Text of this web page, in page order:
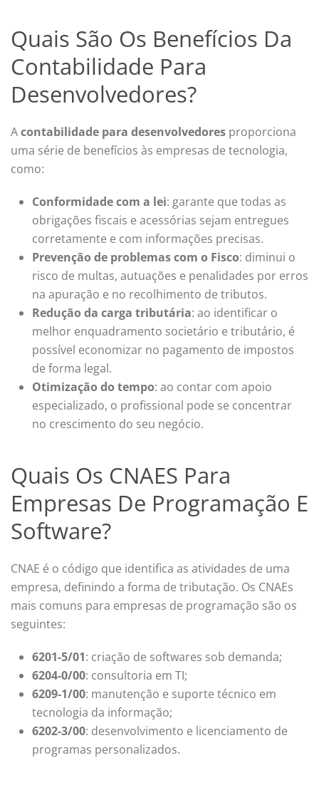
Quais São Os Benefícios Da
Contabilidade Para
Desenvolvedores?
Acontabilidade para desenvolvedores proporciona
uma série de benefícios às empresas de tecnologia,
como:
Conformidade com a lei: garante que todas as
obrigações fiscais e acessórias sejam entregues
corretamente e com informações precisas.
Prevenção de problemas com o Fisco: diminui o
risco de multas, autuações e penalidades por erros
na apuração e no recolhimento de tributos.
Redução da carga tributária: ao identificar o
melhor enquadramento societário e tributário, é
possível economizar no pagamento de impostos
de forma legal.
Otimização do tempo: ao contar com apoio
especializado, o profissional pode se concentrar
no crescimento do seu negócio.
Quais Os CNAES Para
Empresas De Programação E
Software?
CNAE é o código que identifica as atividades de uma
empresa, definindo a forma de tributação. Os CNAEs
mais comuns para empresas de programação são os
seguintes:
6201-5/01: criação de softwares sob demanda;
6204-0/00: consultoria em TI;
6209-1/00: manutenção e suporte técnico em
tecnologia da informação;
6202-3/00: desenvolvimento e licenciamento de
programas personalizados.